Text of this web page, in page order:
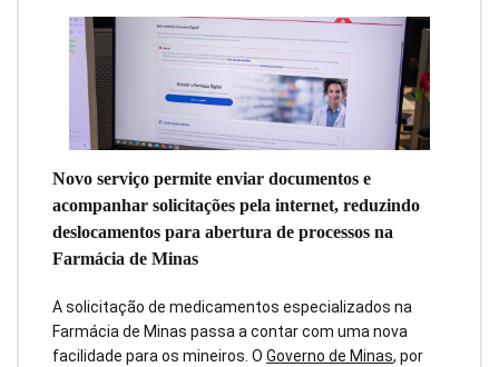
Novo serviço permite enviar documentos e
acompanhar solicitações pela internet, reduzindo
deslocamentos para abertura de processos na
Farmácia de Minas
A solicitação de medicamentos especializados na
Farmácia de Minas passa a contar com uma nova
facilidade para os mineiros. O Governo de Minas, por